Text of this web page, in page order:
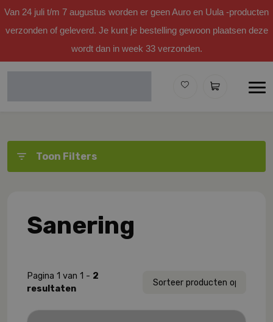
Van 24 juli t/m 7 augustus worden er geen Auro en Uula -producten
verzonden of geleverd. Je kunt je bestelling gewoon plaatsen deze
wordt dan in week 33 verzonden.
Toon Filters
Sanering
Pagina 1 van 1 - 2
resultaten